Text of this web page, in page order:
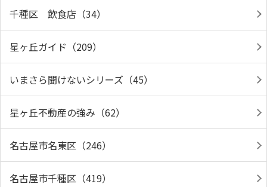
千種区 飲食店（34）
星ヶ丘ガイド（209）
いまさら聞けないシリーズ（45）
星ヶ丘不動産の強み（62）
名古屋市名東区（246）
名古屋市千種区（419）